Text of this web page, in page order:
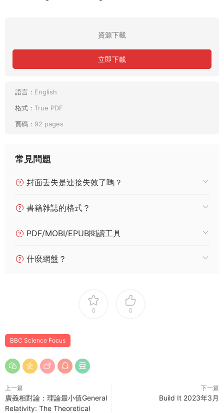
資源下載
立即下載
語言： English
格式： True PDF
頁碼： 92 pages
常見問題
封面丢失是連接失效了嗎？
書籍雜誌的格式？
PDF/MOBI/EPUB閱讀工具
什麼網盤？
0 0
BBC Science Focus
上一篇
廣義相對論：理論最小值General
Relativity: The Theoretical
下一篇
Build It 2023年3月